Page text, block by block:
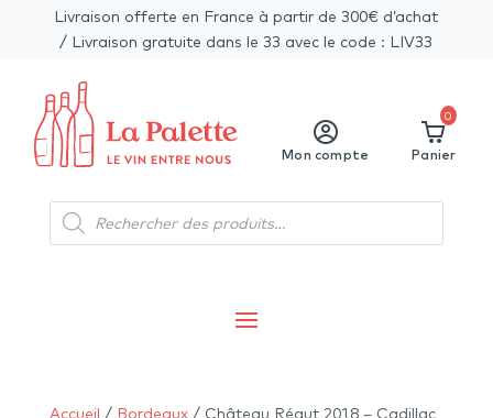
Livraison offerte en France à partir de 300€ d’achat
/ Livraison gratuite dans le 33 avec le code : LIV33
Mon compte Panier
0
Recherche
de
produits
Accueil / Bordeaux/ Château Réaut 2018 – Cadillac